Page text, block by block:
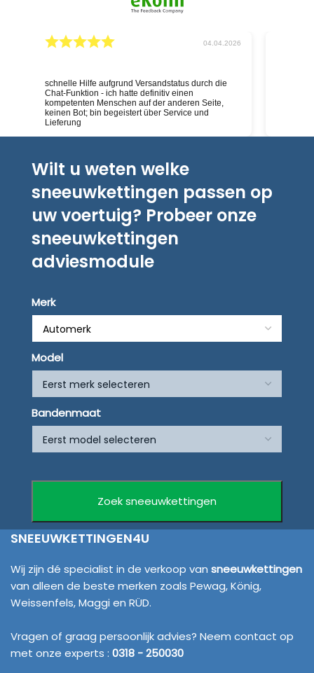
04.04.2026
schnelle Hilfe aufgrund Versandstatus durch die
Chat-Funktion - ich hatte definitiv einen
kompetenten Menschen auf der anderen Seite,
keinen Bot; bin begeistert über Service und
Lieferung
Wilt u weten welke
sneeuwkettingen passen op
uw voertuig? Probeer onze
sneeuwkettingen
adviesmodule
Merk
Model
Bandenmaat
SNEEUWKETTINGEN4U
Wij zijn dé specialist in de verkoop van sneeuwkettingen
van alleen de beste merken zoals Pewag, König,
Weissenfels, Maggi en RÜD.
Vragen of graag persoonlijk advies? Neem contact op
met onze experts : 0318 - 250030